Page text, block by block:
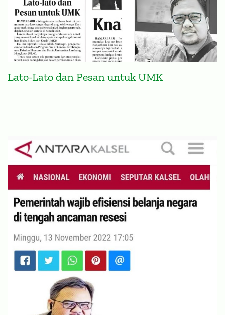
Lato-Lato dan Pesan untuk UMK